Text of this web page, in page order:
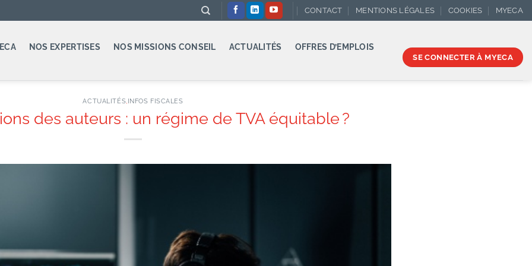
CONTACT MENTIONS LÉGALES COOKIES MYECA
NOS EXPERTISES NOS MISSIONS CONSEIL ACTUALITÉS OFFRES D’EMPLOIS
SE CONNECTER À MYECA
ACTUALITÉS,INFOS FISCALES
des auteurs : un régime de TVA équitable ?